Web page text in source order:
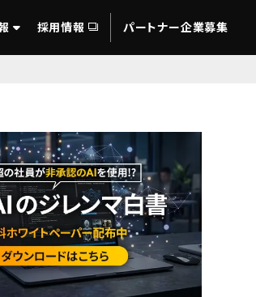
採用情報 パートナー企業募集